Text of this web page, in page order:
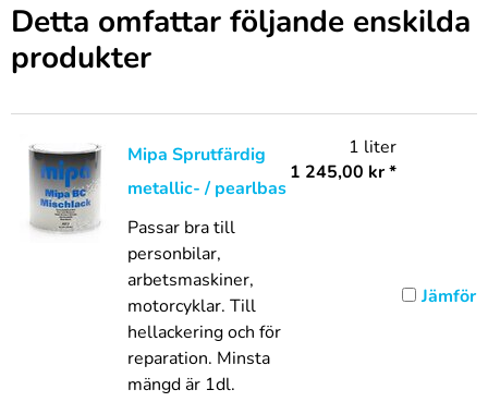
Detta omfattar följande enskilda
produkter
Mipa Sprutfärdig
metallic- / pearlbas
Passar bra till
personbilar,
arbetsmaskiner,
motorcyklar. Till
hellackering och för
reparation. Minsta
mängd är 1dl.
1 liter
1 245,00 kr*
Jämför